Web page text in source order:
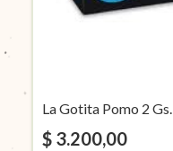
La Gotita Pomo 2 Gs.
$ 3.200,00